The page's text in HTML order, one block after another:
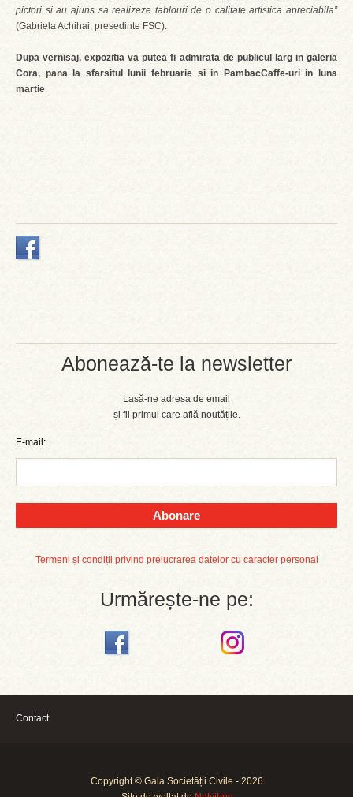
Abonează-te la newsletter
Lasă-ne adresa de email
și fii primul care află noutățile.
E-mail:
Abonare
Termeni și condiții privind prelucrarea datelor cu caracter personal
Urmărește-ne pe:
pictori si au ajuns sa realizeze tablouri de o calitate artistica apreciabila”
(Gabriela Achihai, presedinte FSC).
Dupa vernisaj, expozitia va putea fi admirata de publicul larg in galeria
Cora, pana la sfarsitul lunii februarie si in PambacCaffe-uri in luna
martie.
Contact
Copyright © Gala Societății Civile - 2026